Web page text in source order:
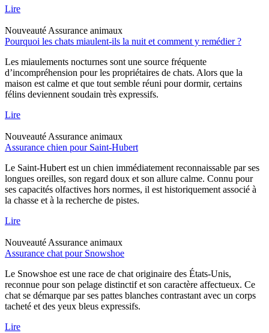
Lire
Nouveauté Assurance animaux
Pourquoi les chats miaulent-ils la nuit et comment y remédier ?
Les miaulements nocturnes sont une source fréquente
d’incompréhension pour les propriétaires de chats. Alors que la
maison est calme et que tout semble réuni pour dormir, certains
félins deviennent soudain très expressifs.
Lire
Nouveauté Assurance animaux
Assurance chien pour Saint-Hubert
Le Saint-Hubert est un chien immédiatement reconnaissable par ses
longues oreilles, son regard doux et son allure calme. Connu pour
ses capacités olfactives hors normes, il est historiquement associé à
la chasse et à la recherche de pistes.
Lire
Nouveauté Assurance animaux
Assurance chat pour Snowshoe
Le Snowshoe est une race de chat originaire des États-Unis,
reconnue pour son pelage distinctif et son caractère affectueux. Ce
chat se démarque par ses pattes blanches contrastant avec un corps
tacheté et des yeux bleus expressifs.
Lire